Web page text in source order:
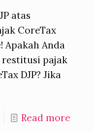
atas
CoreTax
Apakah Anda
restitusi pajak
DJP? Jika
Read more